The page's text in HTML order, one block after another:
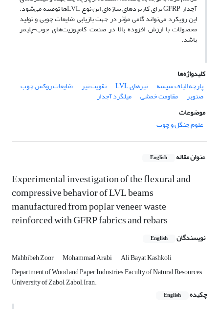
آجدار GFRP برای کاربردهای سازه‌ای این نوع LVLها توصیه می‌شود.
این رویکرد می‌تواند گامی مؤثر در جهت بازیابی ضایعات چوبی و تولید
محصولات با ارزش افزوده بالا در صنعت کامپوزیت‌های چوب-پلیمر
باشد.
کلیدواژه‌ها
پارچه الیاف شیشه
تیرهای LVL تقویت تیر ضایعات روکش چوب
صنوبر مقاومت خمشی
میلگرد آجدار
موضوعات
علوم جنگل و چوب
عنوان مقاله English
Experimental investigation of the flexural and
compressive behavior of LVL beams
manufactured from poplar veneer waste
reinforced with GFRP fabrics and rebars
نویسندگان English
Mahbibeh Zoor Mohammad Arabi
Ali Bayat Kashkoli
Department of Wood and Paper Industries, Faculty of Natural Resources,
University of Zabol, Zabol, Iran.
چکیده
English